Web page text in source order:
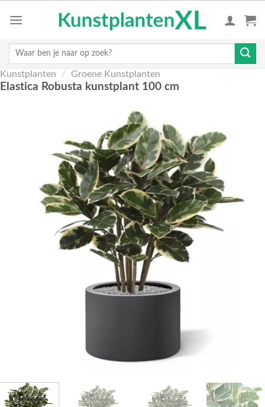
Zoeken
Kunstplanten / Groene Kunstplanten
Elastica Robusta kunstplant 100 cm